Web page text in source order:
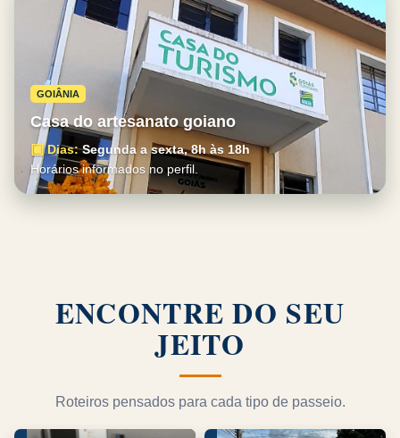
GOIÂNIA
Casa do artesanato goiano
▣ Dias:Segunda a sexta, 8h às 18h
Horários informados no perfil.
ENCONTRE DO SEU
JEITO
Roteiros pensados para cada tipo de passeio.